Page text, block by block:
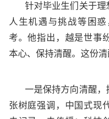
针对毕业生们关于理
人生机遇与挑战等困
考。他指出，越是世事
本心、保持清醒。这份清
一是保持方向清醒，
张树庭强调，中国式现